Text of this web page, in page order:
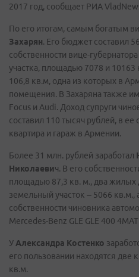
2017 год, сообщает РИА
По его итогам, самым богатым
Захарян. Его бюджет составил
собственности вице-
участка, площадью 7078 и
106,8 кв.м, одна из которых в
помещения. В Захаряна также
Focus и Audi. Доход супруги
составил 110 тысяч рублей, в ее
квартира и гараж в Армении.
Более 31 млн. рублей заработал
Николаевич. В его
площадью 87,3 кв. м., два жилых
земельный участок – 5066 кв.м.,
собственности чиновника
Mercedes-Benz GLE GLE 400
У Александра Костенко
его пользовании находятся
кв.м.